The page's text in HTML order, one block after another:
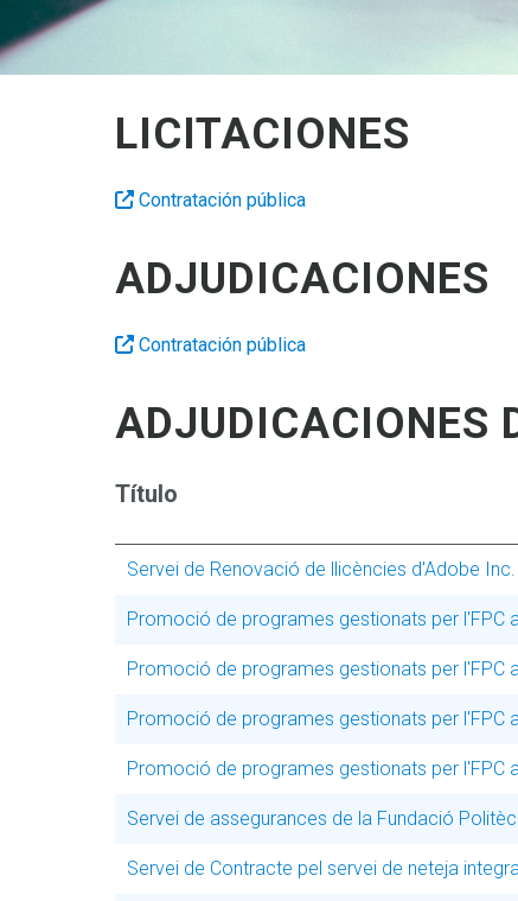
LICITACIONES
Contratación pública
ADJUDICACIONES
Contratación pública
ADJUDICACIONES
Título
Servei de Renovació de llicències d'Adobe Inc.
Promoció de programes gestionats per l'FPC
Promoció de programes gestionats per l'FPC
Promoció de programes gestionats per l'FPC
Promoció de programes gestionats per l'FPC
Servei de assegurances de la Fundació
Servei de Contracte pel servei de neteja